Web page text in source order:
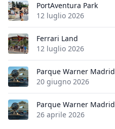
PortAventura Park
12 luglio 2026
Ferrari Land
12 luglio 2026
Parque Warner Madrid
20 giugno 2026
Parque Warner Madrid
26 aprile 2026